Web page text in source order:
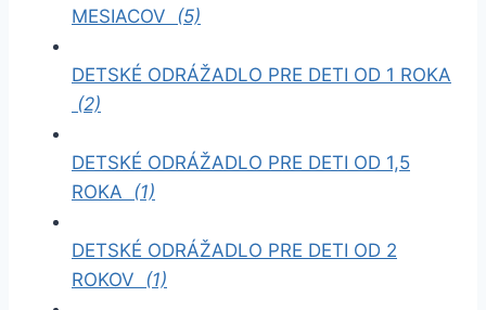
MESIACOV (5)
DETSKÉ ODRÁŽADLO PRE DETI OD 1 ROKA
(2)
DETSKÉ ODRÁŽADLO PRE DETI OD 1,5
ROKA (1)
DETSKÉ ODRÁŽADLO PRE DETI OD 2
ROKOV (1)